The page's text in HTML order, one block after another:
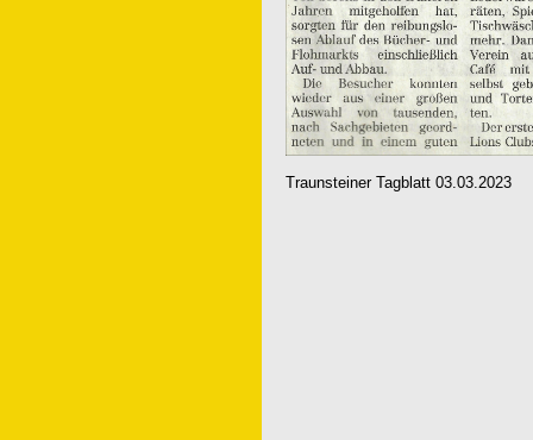
Traunsteiner Tagblatt 03.03.2023